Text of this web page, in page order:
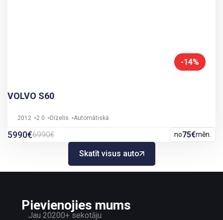
-14%
VOLVO S60
2012 2.0 Dīzelis Automātiskā
5990€6990€ no75€mēn.
Skatīt visus auto
Pievienojies mums
Jau 20200+ sekotāju